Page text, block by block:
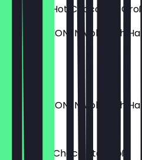
Signature Hot Chocolate Groß
MILCHOPTIONEN Vollmilch
4,80 €
Cortado
MILCHOPTIONEN Vollmilch
3,90 €
White Hot Chocolate Groß